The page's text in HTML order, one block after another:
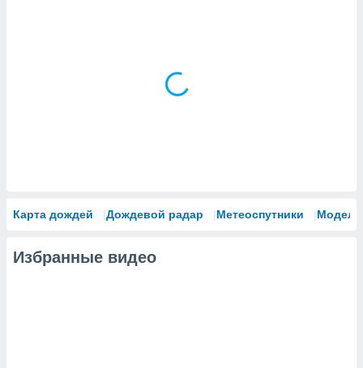
Карта дождей Дождевой радар Метеоспутники Модели
Избранные видео